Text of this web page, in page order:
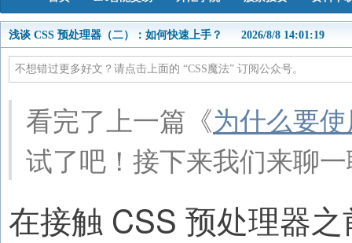
浅谈 CSS 预处理器（二）：如何快速上手？ 2026/8/8 14:01:19
不想错过更多好文？请点击上面的 “CSS魔法” 订阅公众号。
看完了上一篇《为什么要
试了吧！接下来我们来聊
在接触 CSS 预处理器